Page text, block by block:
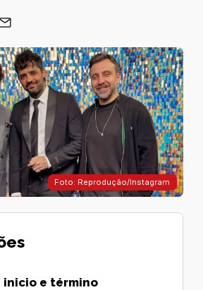
Foto: Reprodução/Instagram
inicio e término